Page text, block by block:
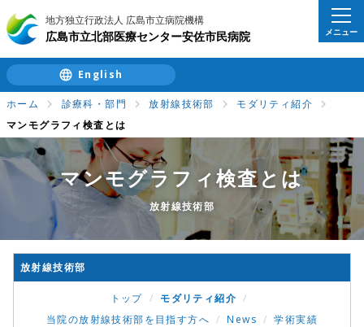
地方独立行政法人 広島市立病院機構
広島市立北部医療センター安佐市民病院 メニュー
English
ホーム 診療科・部門 放射線技術部
モダリティ紹介
マンモグラフィ検査とは
マンモグラフィ検査とは
放射線技術部
放射線技術部
トップ
モダリティ紹介
当院の放射線技術部を目指す方へ
News 学術実績